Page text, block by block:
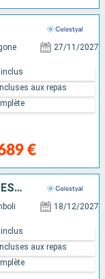
27/11/2027
€
inclus
aux repas
ITALIE, MAROC, MAJORQUE, FRANCE, ESPAGNE
18/12/2027
inclus
aux repas